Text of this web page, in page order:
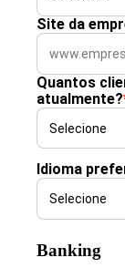
Site da
Quantos
atualmente?
Idioma
Banking